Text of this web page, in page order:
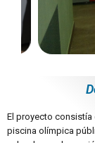
El proyecto consistía
piscina olímpica